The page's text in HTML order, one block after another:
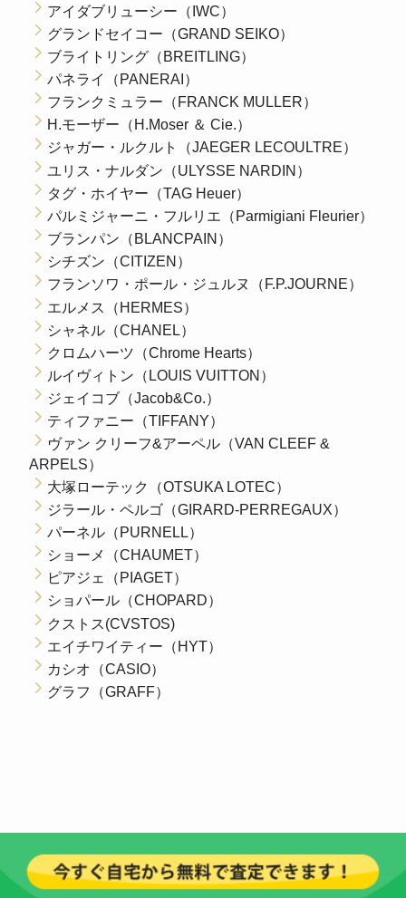
アイダブリューシー（IWC）
グランドセイコー（GRAND SEIKO）
ブライトリング（BREITLING）
パネライ（PANERAI）
フランクミュラー（FRANCK MULLER）
H.モーザー（H.Moser ＆ Cie.）
ジャガー・ルクルト（JAEGER LECOULTRE）
ユリス・ナルダン（ULYSSE NARDIN）
タグ・ホイヤー（TAG Heuer）
パルミジャーニ・フルリエ（Parmigiani Fleurier）
ブランパン（BLANCPAIN）
シチズン（CITIZEN）
フランソワ・ポール・ジュルヌ（F.P.JOURNE）
エルメス（HERMES）
シャネル（CHANEL）
クロムハーツ（Chrome Hearts）
ルイヴィトン（LOUIS VUITTON）
ジェイコブ（Jacob&Co.）
ティファニー（TIFFANY）
ヴァン クリーフ&アーペル（VAN CLEEF &
ARPELS）
大塚ローテック（OTSUKA LOTEC）
ジラール・ペルゴ（GIRARD-PERREGAUX）
パーネル（PURNELL）
ショーメ（CHAUMET）
ピアジェ（PIAGET）
ショパール（CHOPARD）
クストス(CVSTOS)
エイチワイティー（HYT）
カシオ（CASIO）
グラフ（GRAFF）